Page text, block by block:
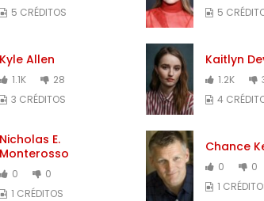
5 CRÉDITOS
5
Kyle Allen
1.1K
28
3 CRÉDITOS
Kaitlyn
1.2K
4
Nicholas E.
Monterosso
0
0
1 CRÉDITOS
Chance
0
0
1